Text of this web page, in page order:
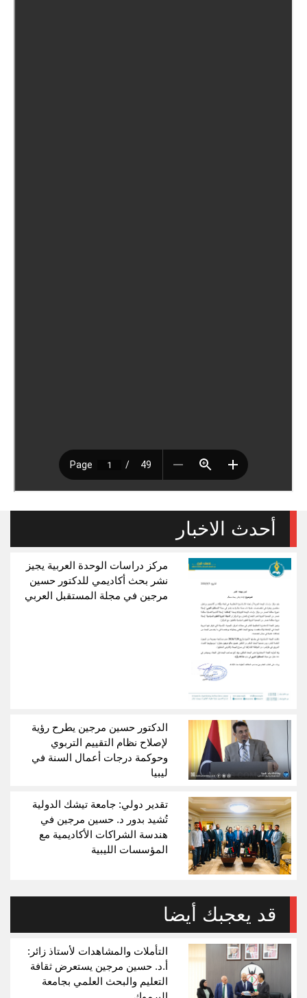
أحدث الاخبار
مركز دراسات الوحدة العربية يجيز
نشر بحث أكاديمي للدكتور حسين
مرجين في مجلة المستقبل العربي
الدكتور حسين مرجين يطرح رؤية
لإصلاح نظام التقييم التربوي
وحوكمة درجات أعمال السنة في
ليبيا
تقدير دولي: جامعة تيشك الدولية
تُشيد بدور د. حسين مرجين في
هندسة الشراكات الأكاديمية مع
المؤسسات الليبية
قد يعجبك أيضا
التأملات والمشاهدات لأستاذ زائر:
أ.د. حسين مرجين يستعرض ثقافة
التعليم والبحث العلمي بجامعة